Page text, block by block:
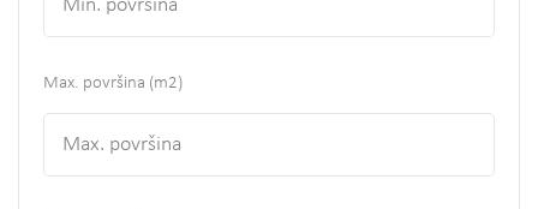
Max. površina (m2)